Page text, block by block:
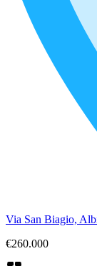
Via San Biagio,
€260.000